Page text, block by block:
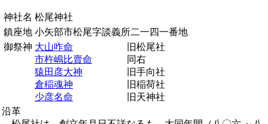
神社名 松尾神社
鎮座地 小矢部市松尾字談義所二一四一番地
御祭神 大山咋命
市杵嶋比賣命
猿田彦大神
倉稲魂神
少彦名命
旧松尾社
同右
旧手向社
旧稲荷社
旧天神社
沿革